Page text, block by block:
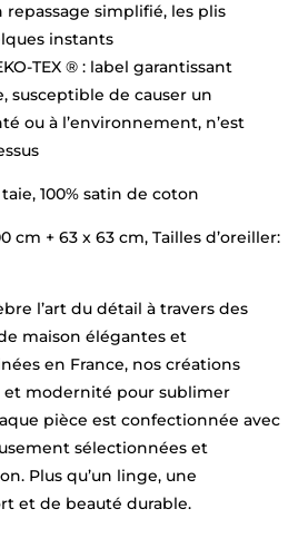
repassage simplifié, les plis
instants
TEX ® : label garantissant
susceptible de causer un
ou à l’environnement, n’est
100% satin de coton
cm + 63 x 63 cm, Tailles d’oreiller:
l’art du détail à travers des
maison élégantes et
en France, nos créations
modernité pour sublimer
pièce est confectionnée avec
sélectionnées et
Plus qu’un linge, une
et de beauté durable.